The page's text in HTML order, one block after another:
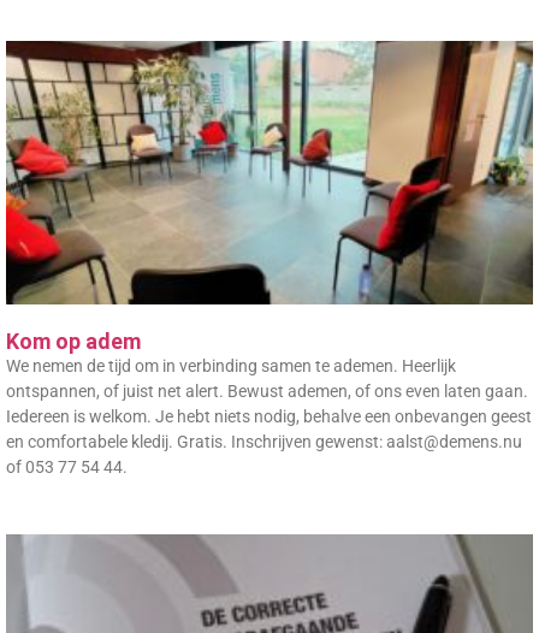
Kom op adem
We nemen de tijd om in verbinding samen te ademen. Heerlijk
ontspannen, of juist net alert. Bewust ademen, of ons even laten gaan.
Iedereen is welkom. Je hebt niets nodig, behalve een onbevangen geest
en comfortabele kledij. Gratis. Inschrijven gewenst: aalst@demens.nu
of 053 77 54 44.